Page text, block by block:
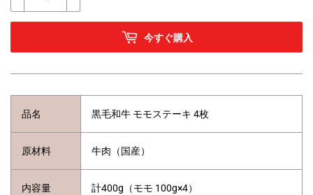
今すぐ購入
品名 黒毛和牛 モモステーキ 4枚
原材料 牛肉（国産）
内容量 計400g（モモ 100g×4）